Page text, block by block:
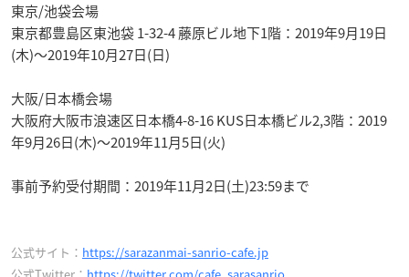
東京/池袋会場
東京都豊島区東池袋 1-32-4 藤原ビル地下1階：2019年9月19日
(木)～2019年10月27日(日)
大阪/日本橋会場
大阪府大阪市浪速区日本橋4-8-16 KUS日本橋ビル2,3階：2019
年9月26日(木)～2019年11月5日(火)
事前予約受付期間：2019年11月2日(土)23:59まで
公式サイト： https://sarazanmai-sanrio-cafe.jp